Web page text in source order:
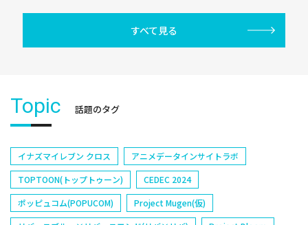
すべて見る
Topic 話題のタグ
イナズマイレブン クロス
アニメデータインサイトラボ
TOPTOON(トップトゥーン)
CEDEC 2024
ポッピュコム(POPUCOM)
Project Mugen(仮)